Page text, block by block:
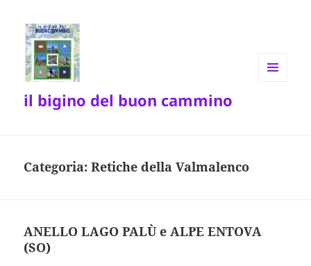
il bigino del buon cammino
Categoria:Retiche della Valmalenco
ANELLO LAGO PALÙ e ALPE ENTOVA
(SO)